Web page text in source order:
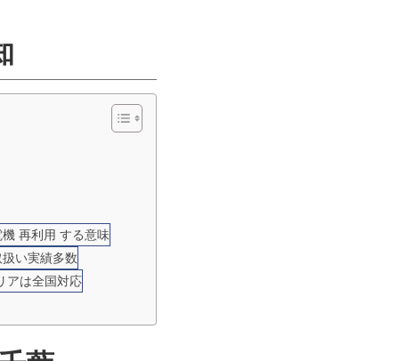
再利用 する意味
い実績多数
アは全国対応